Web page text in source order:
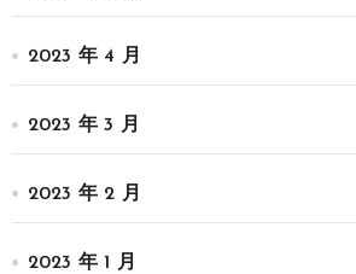
2023 年 4 月
2023 年 3 月
2023 年 2 月
2023 年 1 月